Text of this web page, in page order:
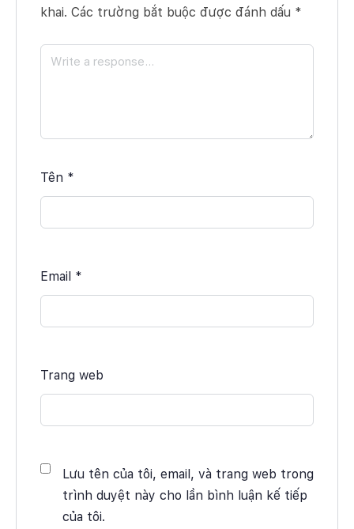
khai. Các trường bắt buộc được đánh dấu *
Tên *
Email *
Trang web
Lưu tên của tôi, email, và trang web trong
trình duyệt này cho lần bình luận kế tiếp
của tôi.